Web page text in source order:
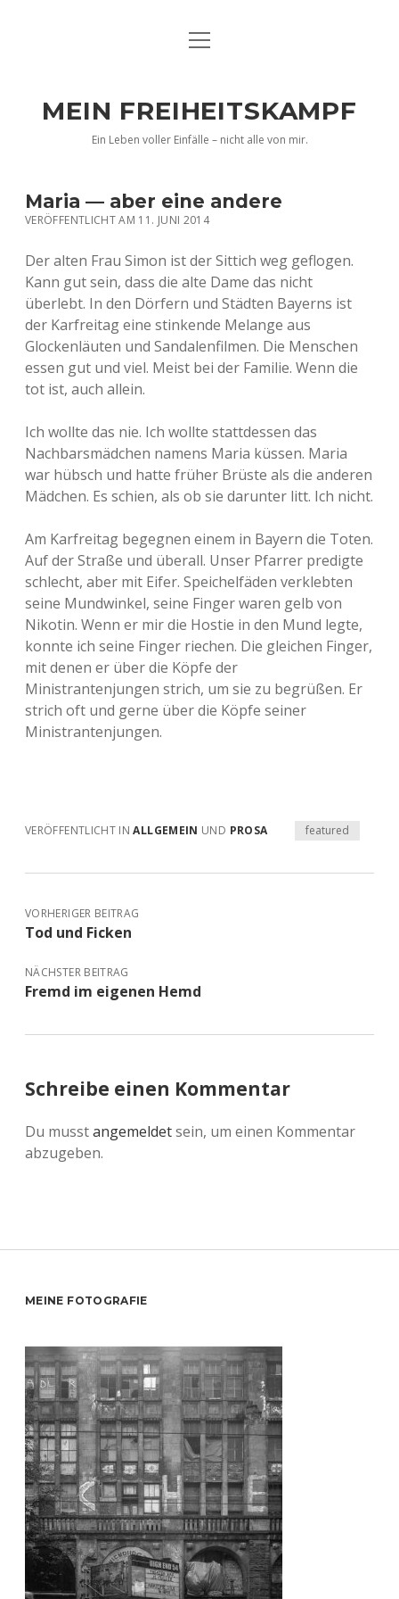
DATENSCHUTZERKLÄRUNG
Menü
MEIN FREIHEITSKAMPF
Ein Leben voller Einfälle – nicht alle von mir.
Maria — aber eine andere
VERÖFFENTLICHT AM 11. JUNI 2014
Der alten Frau Simon ist der Sittich weg geflogen.
Kann gut sein, dass die alte Dame das nicht
überlebt. In den Dörfern und Städten Bayerns ist
der Karfreitag eine stinkende Melange aus
Glockenläuten und Sandalenfilmen. Die Menschen
essen gut und viel. Meist bei der Familie. Wenn die
tot ist, auch allein.
Ich wollte das nie. Ich wollte stattdessen das
Nachbarsmädchen namens Maria küssen. Maria
war hübsch und hatte früher Brüste als die anderen
Mädchen. Es schien, als ob sie darunter litt. Ich nicht.
Am Karfreitag begegnen einem in Bayern die Toten.
Auf der Straße und überall. Unser Pfarrer predigte
schlecht, aber mit Eifer. Speichelfäden verklebten
seine Mundwinkel, seine Finger waren gelb von
Nikotin. Wenn er mir die Hostie in den Mund legte,
konnte ich seine Finger riechen. Die gleichen Finger,
mit denen er über die Köpfe der
Ministrantenjungen strich, um sie zu begrüßen. Er
strich oft und gerne über die Köpfe seiner
Ministrantenjungen.
VERÖFFENTLICHT INALLGEMEIN UND PROSA featured
VORHERIGER BEITRAG
Tod und Ficken
NÄCHSTER BEITRAG
Fremd im eigenen Hemd
Schreibe einen Kommentar
Du musstangemeldetsein, um einen Kommentar
abzugeben.
Sidebar
MEINE FOTOGRAFIE